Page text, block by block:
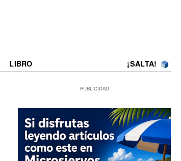
LIBRO ¡SALTA!
PUBLICIDAD